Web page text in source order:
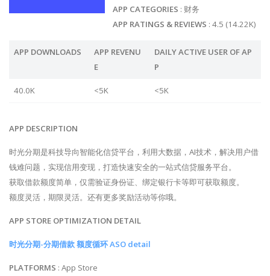
APP CATEGORIES : 财务
APP RATINGS & REVIEWS : 4.5 (14.22K)
APP DOWNLOADS
APP REVENU
E
DAILY ACTIVE USER OF AP
P
40.0K <5K <5K
APP DESCRIPTION
时光分期是科技导向智能化信贷平台，利用大数据，AI技术，解决用户借
钱难问题，实现信用变现，打造快速安全的一站式信贷服务平台。
获取借款额度简单，仅需验证身份证、绑定银行卡等即可获取额度。
额度灵活，期限灵活。还有更多奖励活动等你哦。
APP STORE OPTIMIZATION DETAIL
时光分期-分期借款 额度循环 ASO detail
PLATFORMS : App Store